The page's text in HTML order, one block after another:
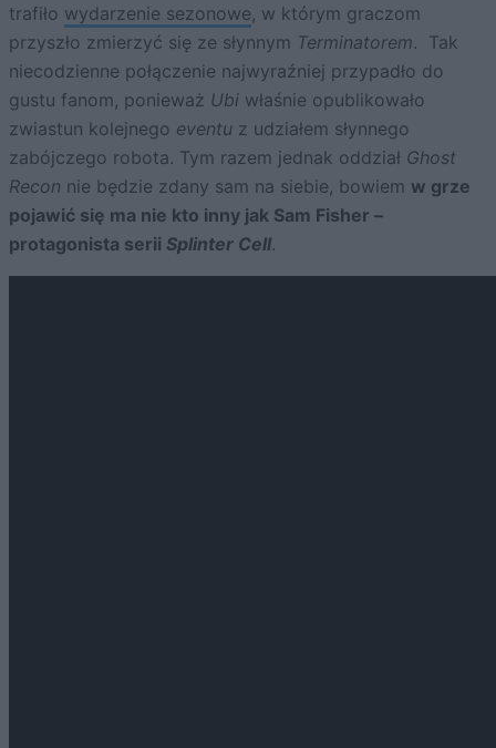
trafiło wydarzenie sezonowe, w którym graczom
przyszło zmierzyć się ze słynnym Terminatorem. Tak
niecodzienne połączenie najwyraźniej przypadło do
gustu fanom, ponieważ Ubi właśnie opublikowało
zwiastun kolejnego eventu z udziałem słynnego
zabójczego robota. Tym razem jednak oddział Ghost
Recon nie będzie zdany sam na siebie, bowiem w grze
pojawić się ma nie kto inny jak Sam Fisher –
protagonista serii Splinter Cell.